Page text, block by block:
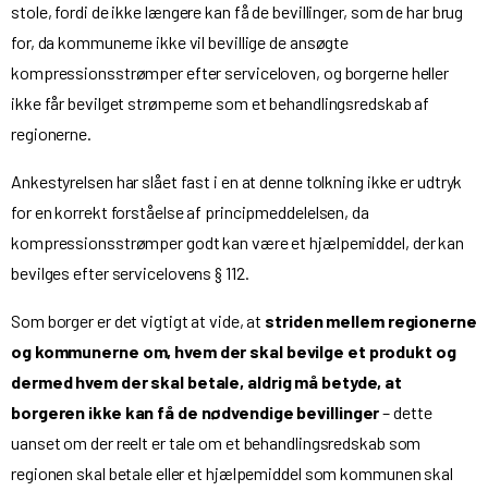
stole, fordi de ikke længere kan få de bevillinger, som de har brug
for, da kommunerne ikke vil bevillige de ansøgte
kompressionsstrømper efter serviceloven, og borgerne heller
ikke får bevilget strømperne som et behandlingsredskab af
regionerne.
Ankestyrelsen har slået fast i en at denne tolkning ikke er udtryk
for en korrekt forståelse af principmeddelelsen, da
kompressionsstrømper godt kan være et hjælpemiddel, der kan
bevilges efter servicelovens § 112.
Som borger er det vigtigt at vide, at striden mellem regionerne
og kommunerne om, hvem der skal bevilge et produkt og
dermed hvem der skal betale, aldrig må betyde, at
borgeren ikke kan få de nødvendige bevillinger– dette
uanset om der reelt er tale om et behandlingsredskab som
regionen skal betale eller et hjælpemiddel som kommunen skal